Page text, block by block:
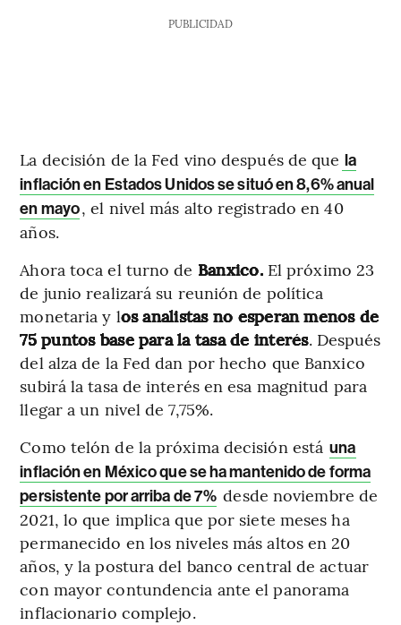
PUBLICIDAD
La decisión de la Fed vino después de que la
inflación en Estados Unidos se situó en 8,6% anual
en mayo, el nivel más alto registrado en 40
años.
Ahora toca el turno de Banxico.El próximo 23
de junio realizará su reunión de política
monetaria y los analistas no esperan menos de
75 puntos base para la tasa de interés. Después
del alza de la Fed dan por hecho que Banxico
subirá la tasa de interés en esa magnitud para
llegar a un nivel de 7,75%.
Como telón de la próxima decisión está una
inflación en México que se ha mantenido de forma
persistente por arriba de 7% desde noviembre de
2021, lo que implica que por siete meses ha
permanecido en los niveles más altos en 20
años, y la postura del banco central de actuar
con mayor contundencia ante el panorama
inflacionario complejo.